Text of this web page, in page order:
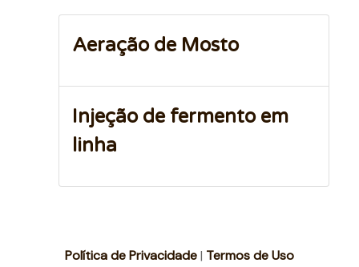
Aeração de Mosto
Injeção de fermento em
linha
Política de Privacidade| Termos de Uso